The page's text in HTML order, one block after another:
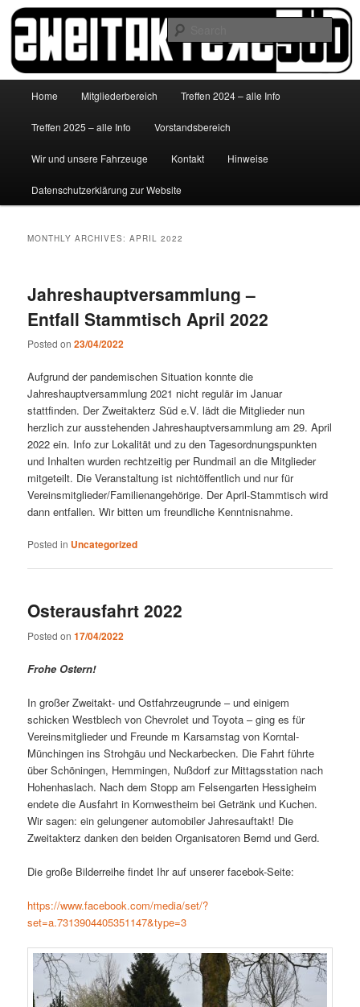
Skip
primary
content
Skip
secondary
contenthttp://www.zweitakterzsued.de
Home Mitgliederbereich Treffen 2024 – alle Info
Treffen 2025 – alle Info Vorstandsbereich
Wir und unsere Fahrzeuge Kontakt Hinweise
Datenschutzerklärung zur Website
MONTHLY ARCHIVES:APRIL 2022
Jahreshauptversammlung –
Entfall Stammtisch April 2022
Posted on23/04/2022
Aufgrund der pandemischen Situation konnte die
Jahreshauptversammlung 2021 nicht regulär im Januar
stattfinden. Der Zweitakterz Süd e.V. lädt die Mitglieder nun
herzlich zur ausstehenden Jahreshauptversammlung am 29. April
2022 ein. Info zur Lokalität und zu den Tagesordnungspunkten
und Inhalten wurden rechtzeitig per Rundmail an die Mitglieder
mitgeteilt. Die Veranstaltung ist nichtöffentlich und nur für
Vereinsmitglieder/Familienangehörige. Der April-Stammtisch wird
dann entfallen. Wir bitten um freundliche Kenntnisnahme.
Posted in Uncategorized
Osterausfahrt 2022
Posted on17/04/2022
Frohe Ostern!
In großer Zweitakt- und Ostfahrzeugrunde – und einigem
schicken Westblech von Chevrolet und Toyota – ging es für
Vereinsmitglieder und Freunde m Karsamstag von Korntal-
Münchingen ins Strohgäu und Neckarbecken. Die Fahrt führte
über Schöningen, Hemmingen, Nußdorf zur Mittagsstation nach
Hohenhaslach. Nach dem Stopp am Felsengarten Hessigheim
endete die Ausfahrt in Kornwestheim bei Getränk und Kuchen.
Wir sagen: ein gelungener automobiler Jahresauftakt! Die
Zweitakterz danken den beiden Organisatoren Bernd und Gerd.
Die große Bilderreihe findet Ihr auf unserer facebok-Seite:
https://www.facebook.com/media/set/?
set=a.7313904405351147&type=3